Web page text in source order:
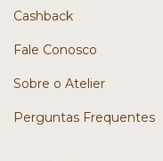
Cashback
Fale Conosco
Sobre o Atelier
Perguntas Frequentes